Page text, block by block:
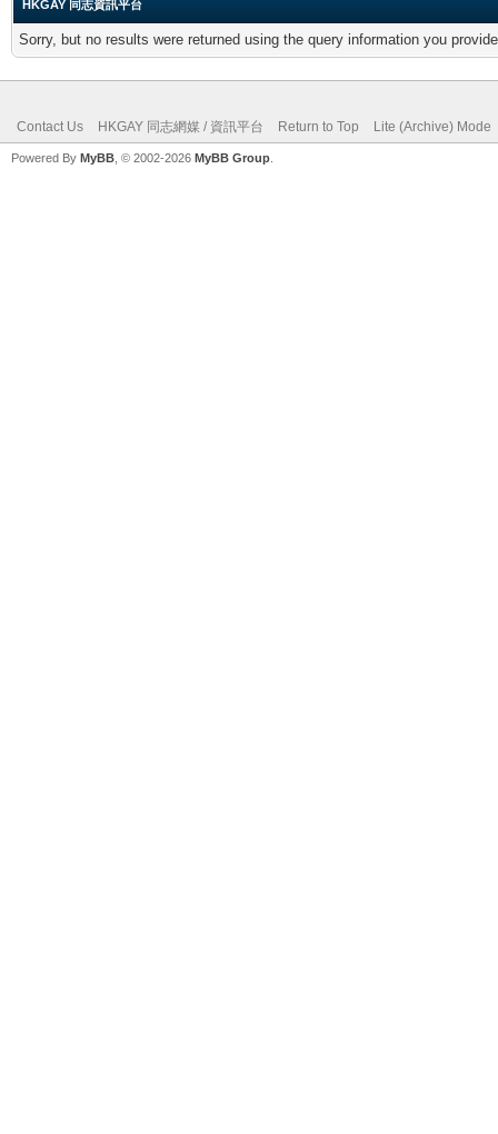
HKGAY 同志資訊平台
Sorry, but no results were returned using the query information you
Contact Us HKGAY 同志網媒 / 資訊平台 Return to Top Lite (Archive) Mode
Powered By MyBB , © 2002-2026 MyBB Group